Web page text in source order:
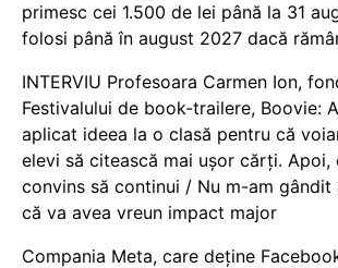
primesc cei 1.500 de lei până la 31
folosi până în august 2027 dacă
INTERVIU Profesoara Carmen Ion,
Festivalului de book-trailere, Boovie:
aplicat ideea la o clasă pentru că
elevi să citească mai ușor cărți. Apoi,
convins să continui / Nu m-am gândit
că va avea vreun impact major
Compania Meta, care deține